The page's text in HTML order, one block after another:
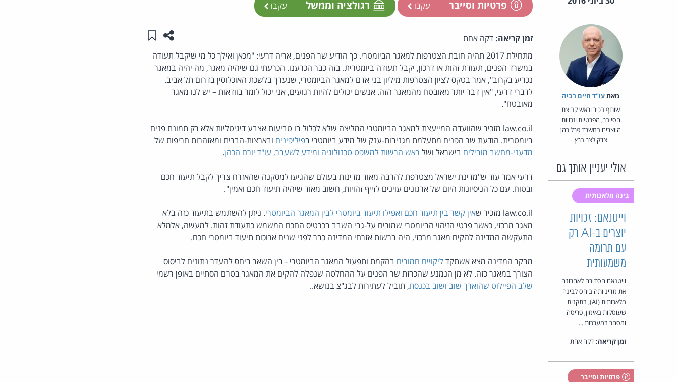
פרטיות וסייבר עקבו רגולציה וממשל עקבו
מאת‏עו"ד חיים רביה
שותף בכיר וראש קבוצת
הסייבר, הפרטיות וזכויות
היוצרים במשרד פרל כהן
צדק לצר ברץ
אולי יעניין אותך גם
בינה מלאכותית
וייטנאם: זכויות
יוצרים ב-AI רק
עם תרומה
משמעותית
וייטנאם הסדירה לאחרונה
את מדיניותה ביחס לבינה
מלאכותית (AI), בתקנות
שעוסקות באימון, פריסה
ומסחר במערכות ...
זמן קריאה:דקה אחת
פרטיות וסייבר
זמן קריאה: דקה אחת שתפו עמוד זה
שמור ב"תכנים שלי"
מתחילת 2017 תהיה חובת הצטרפות למאגר הביומטרי. כך הודיע שר הפנים, אריה דרעי: "מכאן ואילך כל מי שיקבל תעודה
במשרד הפנים, תעודת זהות או דרכון, יקבל תעודה ביומטרית. בזה כבר הכרענו. הכרעתי גם שיהיה מאגר, מה יהיה במאגר
נכריע בקרוב", אמר בטקס לציון הצטרפות מיליון בני אדם למאגר הביומטרי, שנערך בלשכת האוכלוסין בדרום תל אביב.
לדברי דרעי, "אין דבר יותר מאובטח מהמאגר הזה. אנשים יכולים להיות רגועים, אני יכול לומר בוודאות – יש לנו מאגר
מאובטח".
law.co.il מזכיר שהוועדה המייעצת למאגר הביומטרי המליצה שלא לכלול בו טביעות אצבע דיגיטליות אלא רק תמונת פנים
ביומטרית. הודעת שר הפנים מתעלמת מגניבות-ענק של מידע ביומטרי בפיליפינים ובארצות-הברית ומאזהרות חריפות של
מדעני-מחשב מובילים בישראל ושל ראש הרשות למשפט טכנולוגיה ומידע לשעבר, עו"ד יורם הכהן.
דרעי אמר עוד ש"מדינת ישראל מצטרפת להרבה מאוד מדינות בעולם שהגיעו למסקנה שהאזרח צריך לקבל תיעוד חכם
ובטוח. עם כל הניסיונות היום של ארגונים עוינים לזייף זהויות, חשוב מאוד שיהיה תיעוד חכם ואמין".
law.co.il מזכיר ש אין קשר בין תיעוד חכם ואפילו תיעוד ביומטרי לבין המאגר הביומטרי. ניתן להשתמש בתיעוד כזה בלא
מאגר מרכזי, כאשר פרטי הזיהוי הביומטרי שמורים על-גבי השבב בכרטיס החכם המשמש כתעודת זהות. למעשה, אלמלא
התעקשה המדינה להקים מאגר מרכזי, היה ברשות אזרחי המדינה כבר לפני שנים ארוכות תיעוד ביומטרי חכם.
מבקר המדינה מצא אשתקדליקויים חמורים בהקמת ותפעול המאגר הביומטרי - בין השאר ביחס להעדר נתונים לביסוס
הצורך במאגר כזה. לא מן הנמנע שהכרזת שר הפנים על ההחלטה שנפלה להקים את המאגר בטרם הסתיים באופן רשמי
שלב הפיילוט שהוארך שוב ושוב בכנסת, תוביל לעתירות לבג"צ בנושא..